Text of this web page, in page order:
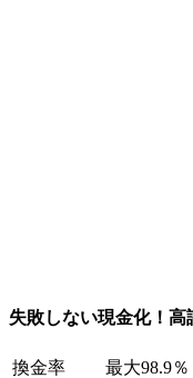
失敗しない現金化！
換金率
最大98.9％